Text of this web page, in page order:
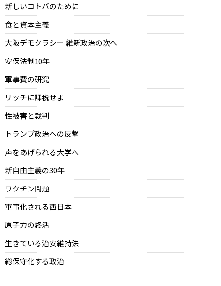
新しいコトバのために
食と資本主義
大阪デモクラシー 維新政治の次へ
安保法制10年
軍事費の研究
リッチに課税せよ
性被害と裁判
トランプ政治への反撃
声をあげられる大学へ
新自由主義の30年
ワクチン問題
軍事化される西日本
原子力の終活
生きている治安維持法
総保守化する政治